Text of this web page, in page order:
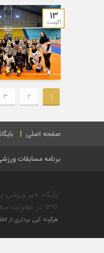
13
آگوست
1
2
3
صفحه اصلی
برنامه مسابقات
۱۳۹۶ در معاونت مطبوعاتی وزارت فرهنگ و ارشاد اسلامی ثبت شده است.
هرگونه کپی برداری از